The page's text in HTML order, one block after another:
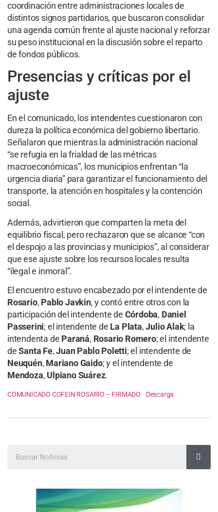
coordinación entre administraciones locales de
distintos signos partidarios, que buscaron consolidar
una agenda común frente al ajuste nacional y reforzar
su peso institucional en la discusión sobre el reparto
de fondos públicos.
Presencias y críticas por el
ajuste
En el comunicado, los intendentes cuestionaron con
dureza la política económica del gobierno libertario.
Señalaron que mientras la administración nacional
“se refugia en la frialdad de las métricas
macroeconómicas”, los municipios enfrentan “la
urgencia diaria” para garantizar el funcionamiento del
transporte, la atención en hospitales y la contención
social.
Además, advirtieron que comparten la meta del
equilibrio fiscal, pero rechazaron que se alcance “con
el despojo a las provincias y municipios”, al considerar
que ese ajuste sobre los recursos locales resulta
“ilegal e inmoral”.
El encuentro estuvo encabezado por el intendente de
Rosario, Pablo Javkin, y contó entre otros con la
participación del intendente de Córdoba, Daniel
Passerini; el intendente de La Plata,Julio Alak; la
intendenta de Paraná, Rosario Romero; el intendente
deSanta Fe,Juan Pablo Poletti; el intendente de
Neuquén, Mariano Gaido; y el intendente de
Mendoza, Ulpiano Suárez.
COMUNICADO COFEIN ROSARIO – FIRMADO Descarga